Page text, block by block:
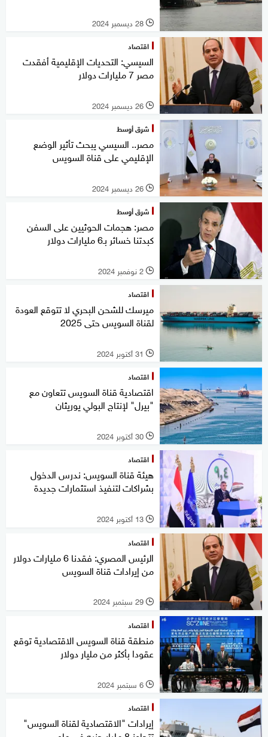
l 28 ديسمبر 2024
اقتصاد
السيسي: التحديات الإقليمية أفقدت
مصر 7 مليارات دولار
l 26 ديسمبر 2024
شرق أوسط
مصر.. السيسي يبحث تأثير الوضع
الإقليمي على قناة السويس
l 26 ديسمبر 2024
شرق أوسط
مصر: هجمات الحوثيين على السفن
كبدتنا خسائر بـ6 مليارات دولار
l 2 نوفمبر 2024
اقتصاد
ميرسك للشحن البحري لا تتوقع العودة
لقناة السويس حتى 2025
l 31 أكتوبر 2024
اقتصاد
اقتصادية قناة السويس تتعاون مع
"بيرل" لإنتاج البولي يوريثان
l 30 أكتوبر 2024
اقتصاد
هيئة قناة السويس: ندرس الدخول
بشراكات لتنفيذ استثمارات جديدة
l 13 أكتوبر 2024
اقتصاد
الرئيس المصري: فقدنا 6 مليارات دولار
من إيرادات قناة السويس
l 29 سبتمبر 2024
اقتصاد
منطقة قناة السويس الاقتصادية توقع
عقودا بأكثر من مليار دولار
l 6 سبتمبر 2024
اقتصاد
إيرادات "الاقتصادية لقناة السويس"